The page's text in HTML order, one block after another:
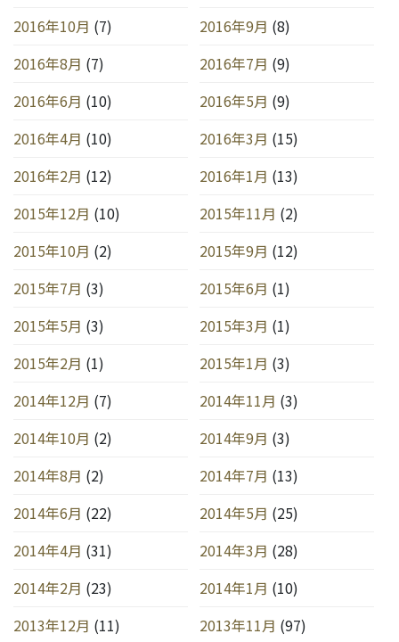
2016年10月 (7) 2016年9月 (8)
2016年8月 (7) 2016年7月 (9)
2016年6月 (10) 2016年5月 (9)
2016年4月 (10) 2016年3月 (15)
2016年2月 (12) 2016年1月 (13)
2015年12月 (10) 2015年11月 (2)
2015年10月 (2) 2015年9月 (12)
2015年7月 (3) 2015年6月 (1)
2015年5月 (3) 2015年3月 (1)
2015年2月 (1) 2015年1月 (3)
2014年12月 (7) 2014年11月 (3)
2014年10月 (2) 2014年9月 (3)
2014年8月 (2) 2014年7月 (13)
2014年6月 (22) 2014年5月 (25)
2014年4月 (31) 2014年3月 (28)
2014年2月 (23) 2014年1月 (10)
2013年12月 (11) 2013年11月 (97)